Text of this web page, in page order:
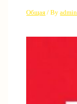
Общая / Byadmin